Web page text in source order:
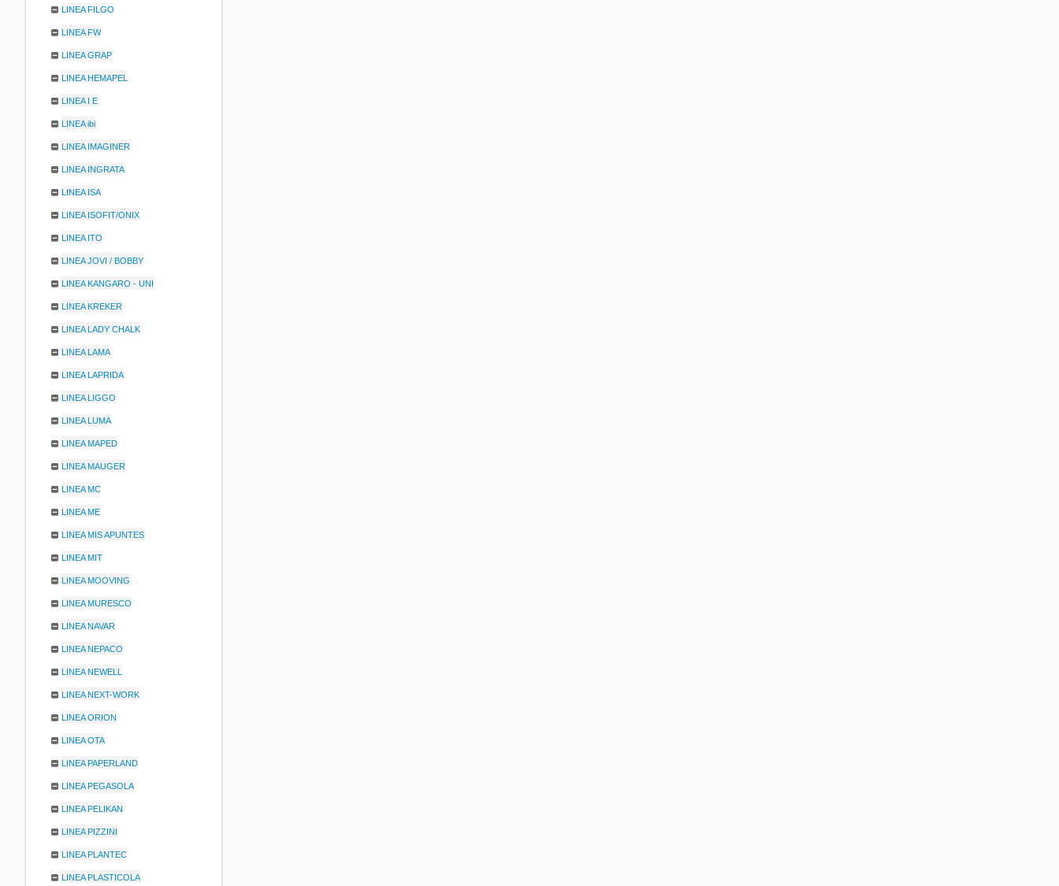
LINEA FILGO
LINEA FW
LINEA GRAP
LINEA HEMAPEL
LINEA I E
LINEA ibi
LINEA IMAGINER
LINEA INGRATA
LINEA ISA
LINEA ISOFIT/ONIX
LINEA ITO
LINEA JOVI / BOBBY
LINEA KANGARO - UNI
LINEA KREKER
LINEA LADY CHALK
LINEA LAMA
LINEA LAPRIDA
LINEA LIGGO
LINEA LUMA
LINEA MAPED
LINEA MAUGER
LINEA MC
LINEA ME
LINEA MIS APUNTES
LINEA MIT
LINEA MOOVING
LINEA MURESCO
LINEA NAVAR
LINEA NEPACO
LINEA NEWELL
LINEA NEXT-WORK
LINEA ORION
LINEA OTA
LINEA PAPERLAND
LINEA PEGASOLA
LINEA PELIKAN
LINEA PIZZINI
LINEA PLANTEC
LINEA PLASTICOLA